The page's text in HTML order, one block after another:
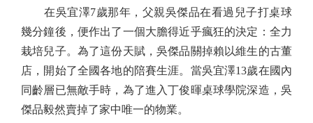
在吳宜澤7歲那年，父親吳傑品在看過兒子打桌球
幾分鐘後，便作出了一個大膽得近乎瘋狂的決定：全力
栽培兒子。為了這份天賦，吳傑品關掉賴以維生的古董
店，開始了全國各地的陪賽生涯。當吳宜澤13歲在國內
同齡層已無敵手時，為了進入丁俊暉桌球學院深造，吳
傑品毅然賣掉了家中唯一的物業。